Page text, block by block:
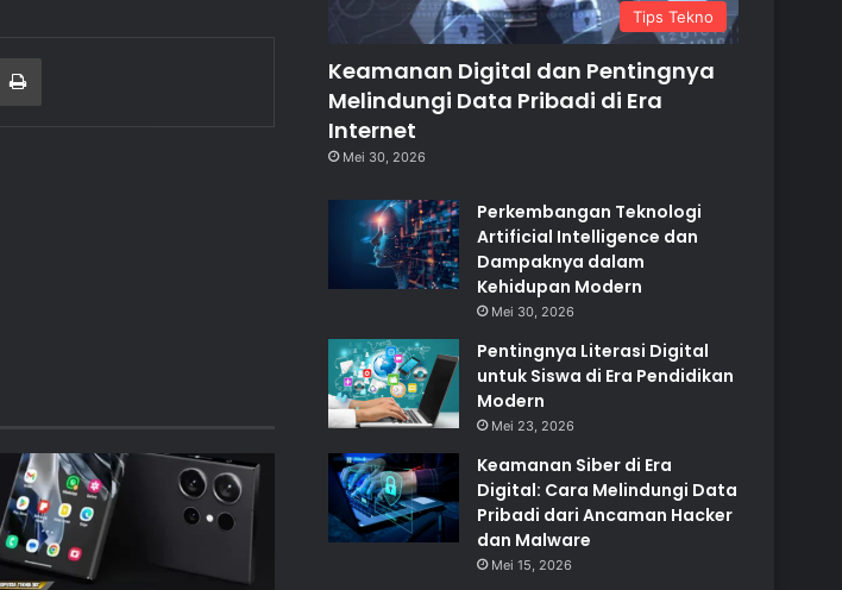
via Email Print
Tips Tekno
Keamanan Digital dan Pentingnya
Melindungi Data Pribadi di Era
Internet
Mei 30, 2026
Perkembangan Teknologi
Artificial Intelligence dan
Dampaknya dalam
Kehidupan Modern
Mei 30, 2026
Pentingnya Literasi Digital
untuk Siswa di Era Pendidikan
Modern
Mei 23, 2026
Keamanan Siber di Era
Digital: Cara Melindungi Data
Pribadi dari Ancaman Hacker
dan Malware
Mei 15, 2026